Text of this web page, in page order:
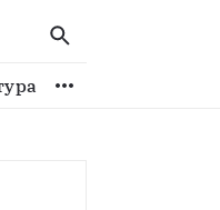
Спорт